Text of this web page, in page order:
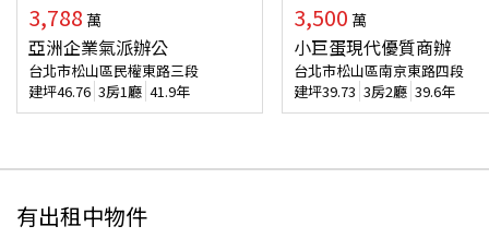
3,788 萬
亞洲企業氣派辦公
台北市松山區民權東路三段
建坪46.76 3房1廳 41.9年
3,500 萬
小巨蛋現代優質商辦
台北市松山區南京東路四段
建坪39.73 3房2廳 39.6年
有出租中物件